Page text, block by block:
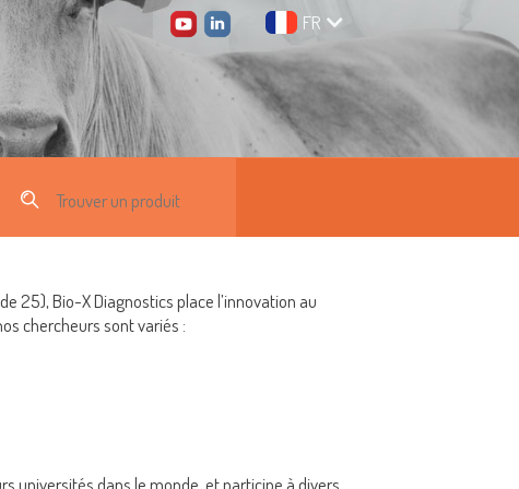
FR
25), Bio-X Diagnostics place l’innovation au
chercheurs sont variés :
universités dans le monde, et participe à divers